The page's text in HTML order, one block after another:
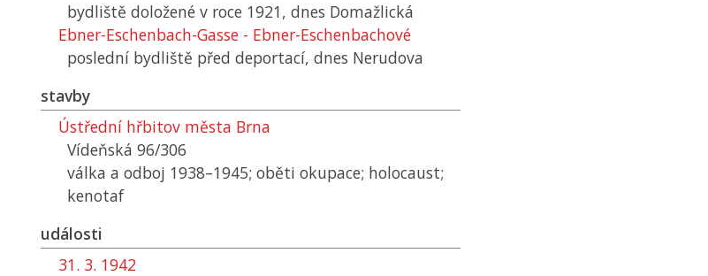
bydliště doložené v roce 1921, dnes Domažlická
Ebner-Eschenbach-Gasse - Ebner-Eschenbachové
poslední bydliště před deportací, dnes Nerudova
stavby
Ústřední hřbitov města Brna
Vídeňská 96/306
válka a odboj 1938–1945; oběti okupace; holocaust;
kenotaf
události
31. 3. 1942